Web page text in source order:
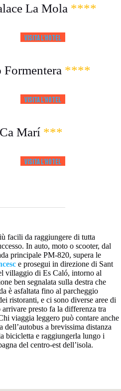
La Mola ****
Visita l’HOTEL
Formentera ****
Visita l’HOTEL
Marí ***
Visita l’HOTEL
facili da raggiungere di tutta
In auto, moto o scooter, dal
principale PM-820, supera le
e prosegui in direzione di Sant
villaggio di Es Caló, intorno al
ben segnalata sulla destra che
è asfaltata fino al parcheggio
ristoranti, e ci sono diverse aree di
presto fa la differenza tra
viaggia leggero può contare anche
a brevissima distanza
bicicletta e raggiungerla lungo i
del centro-est dell’isola.